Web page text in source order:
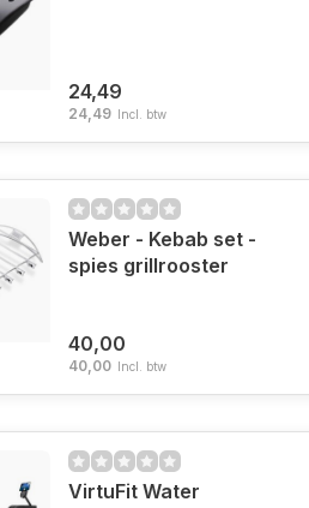
24,49
24,49 Incl. btw
Weber - Kebab set -
spies grillrooster
40,00
40,00 Incl. btw
VirtuFit Water